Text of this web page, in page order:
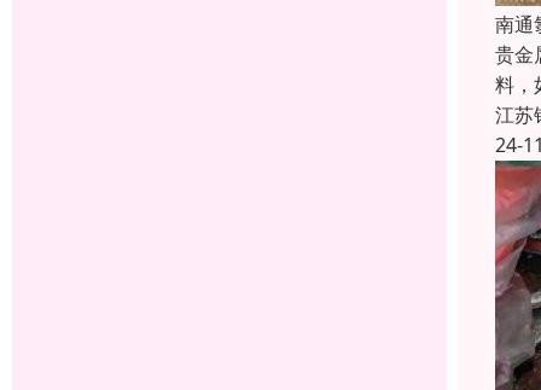
南通
贵金
料，
江苏
24-